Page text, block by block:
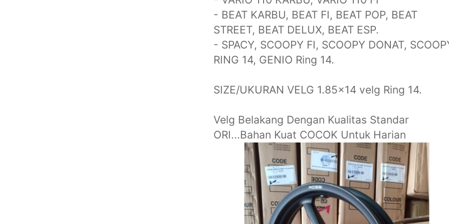
- BEAT KARBU, BEAT FI, BEAT POP, BEAT
STREET, BEAT DELUX, BEAT ESP.
- SPACY, SCOOPY FI, SCOOPY DONAT,
RING 14, GENIO Ring 14.
SIZE/UKURAN VELG 1.85x14 velg Ring 14.
Velg Belakang Dengan Kualitas Standar
ORI...Bahan Kuat COCOK Untuk Harian